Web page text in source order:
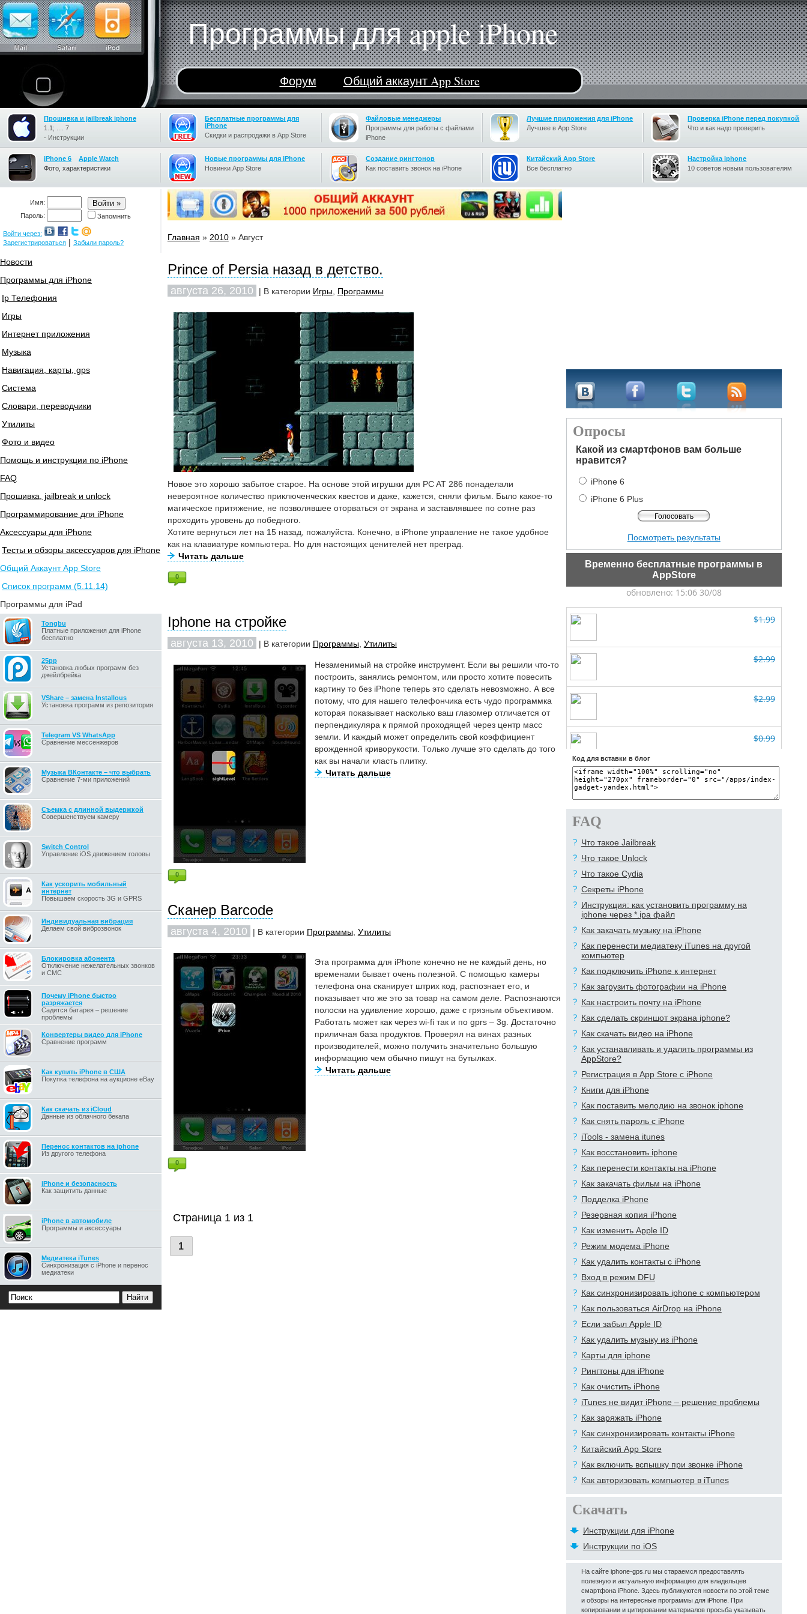
Программы для apple iPhone
Форум Общий аккаунт App Store
Прошивка и jailbreak iphone
1.1; .... 7
- Инструкции
Бесплатные программы для
iPhone
Скидки и распродажи в App Store
Файловые менеджеры
Программы для работы с файлами
iPhone
Лучшие приложения для iPhone
Лучшее в App Store
Проверка iPhone перед покупкой
Что и как надо проверить
iPhone 6
Apple Watch
Фото, характеристики
Новые программы для iPhone
Новинки App Store
Cоздание рингтонов
Как поставить звонок на iPhone
Китайский App Store
Все бесплатно
Настройка iphone
10 советов новым пользователям
Имя:
Пароль:
Запомнить
Войти через:
Зарегистрироваться | Забыли пароль?
Новости
Программы для iPhone
Ip Телефония
Игры
Интернет приложения
Музыка
Навигация, карты, gps
Система
Словари, переводчики
Утилиты
Фото и видео
Помощь и инструкции по iPhone
FAQ
Прошивка, jailbreak и unlock
Программирование для iPhone
Аксессуары для iPhone
Тесты и обзоры аксессуаров для iPhone
Общий Аккаунт App Store
Список программ (5.11.14)
Программы для iPad
Tongbu
Платные приложения для iPhone
бесплатно
25pp
Установка любых программ без
джейлбрейка
VShare – замена Installous
Установка программ из репозитория
Telegram VS WhatsApp
Сравнение мессенжеров
Музыка ВКонтакте – что выбрать
Сравнение 7-ми приложений
Съемка с длинной выдержкой
Совершенствуем камеру
Switch Control
Управление iOS движением головы
Как ускорить мобильный
интернет
Повышаем скорость 3G и GPRS
Индивидуальная вибрация
Делаем свой виброзвонок
Блокировка абонента
Отключение нежелательных звонков
и СМС
Почему iPhone быстро
разряжается
Садится батарея – решение
проблемы
Конвертеры видео для iPhone
Сравнение программ
Как купить iPhone в США
Покупка телефона на аукционе eBay
Как скачать из iCloud
Данные из облачного бекапа
Перенос контактов на iphone
Из другого телефона
iPhone и безопасность
Как защитить данные
iPhone в автомобиле
Программы и аксессуары
Медиатека iTunes
Синхронизация с iPhone и перенос
медиатеки
Главная » 2010» Август
Prince of Persia назад в детство.
августа 26, 2010 | В категории Игры, Программы
Новое это хорошо забытое старое. На основе этой игрушки для PC AT 286 понаделали
невероятное количество приключенческих квестов и даже, кажется, сняли фильм. Было какое-то
магическое притяжение, не позволявшее оторваться от экрана и заставлявшее по сотне раз
проходить уровень до победного.
Хотите вернуться лет на 15 назад, пожалуйста. Конечно, в iPhone управление не такое удобное
как на клавиатуре компьютера. Но для настоящих ценителей нет преград.
Читать дальше
0
Iphone на стройке
августа 13, 2010 | В категории Программы, Утилиты
Незаменимый на стройке инструмент. Если вы решили что-то
построить, занялись ремонтом, или просто хотите повесить
картину то без iPhone теперь это сделать невозможно. А все
потому, что для нашего телефончика есть чудо программка
которая показывает насколько ваш глазомер отличается от
перпендикуляра к прямой проходящей через центр масс
земли. И каждый может определить свой коэффициент
врожденной криворукости. Только лучше это сделать до того
как вы начали класть плитку.
Читать дальше
0
Сканер Barcode
августа 4, 2010 | В категории Программы, Утилиты
Эта программа для iPhone конечно не не каждый день, но
временами бывает очень полезной. C помощью камеры
телефона она сканирует штрих код, распознает его, и
показывает что же это за товар на самом деле. Распознаются
полоски на удивление хорошо, даже с грязным объективом.
Работать может как через wi-fi так и по gprs – 3g. Достаточно
приличная база продуктов. Проверял на винах разных
производителей, можно получить значительно большую
информацию чем обычно пишут на бутылках.
Читать дальше
0
Страница 1 из 1
1
Опросы
Какой из смартфонов вам больше
нравится?
iPhone 6
iPhone 6 Plus
Посмотреть результаты
Временно бесплатные программы в
AppStore
Код для вставки в блог
FAQ
Что такое Jailbreak
Что такое Unlock
Что такое Cydia
Секреты iPhone
Инструкция: как установить программу на
iphone через *.ipa файл
Как закачать музыку на iPhone
Как перенести медиатеку iTunes на другой
компьютер
Как подключить iPhone к интернет
Как загрузить фотографии на iPhone
Как настроить почту на iPhone
Как сделать скриншот экрана iphone?
Как скачать видео на iPhone
Как устанавливать и удалять программы из
AppStore?
Регистрация в App Store с iPhone
Книги для iPhone
Как поставить мелодию на звонок iphone
Как снять пароль с iPhone
iTools - замена itunes
Как восстановить iphone
Как перенести контакты на iPhone
Как закачать фильм на iPhone
Подделка iPhone
Резервная копия iPhone
Как изменить Apple ID
Режим модема iPhone
Как удалить контакты с iPhone
Вход в режим DFU
Как синхронизировать iphone с компьютером
Как пользоваться AirDrop на iPhone
Если забыл Apple ID
Как удалить музыку из iPhone
Карты для iphone
Рингтоны для iPhone
Как очистить iPhone
iTunes не видит iPhone – решение проблемы
Как заряжать iPhone
Как синхронизировать контакты iPhone
Китайский App Store
Как включить вспышку при звонке iPhone
Как авторизовать компьютер в iTunes
Скачать
Инструкции для iPhone
Инструкции по iOS
На сайте iphone-gps.ru мы стараемся предоставлять
полезную и актуальную информацию для владельцев
смартфона iPhone. Здесь публикуются новости по этой теме
и обзоры на интересные программы для iPhone. При
копировании и цитировании материалов просьба указывать